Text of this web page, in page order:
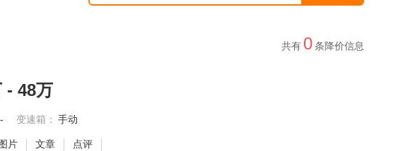
共有 0条降价信息
- 48万
变速箱： 手动
图片 文章 点评